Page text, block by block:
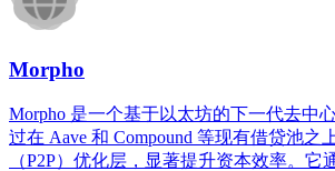
Morpho
Morpho 是一个基于以太坊的下一代去中
过在 Aave 和 Compound 等现有借贷池之
（P2P）优化层，显著提升资本效率。它